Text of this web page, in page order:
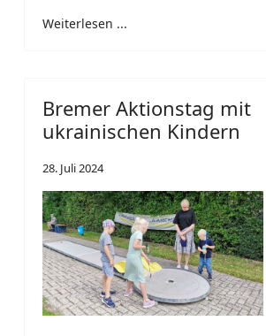
Weiterlesen ...
Bremer Aktionstag mit
ukrainischen Kindern
28. Juli 2024